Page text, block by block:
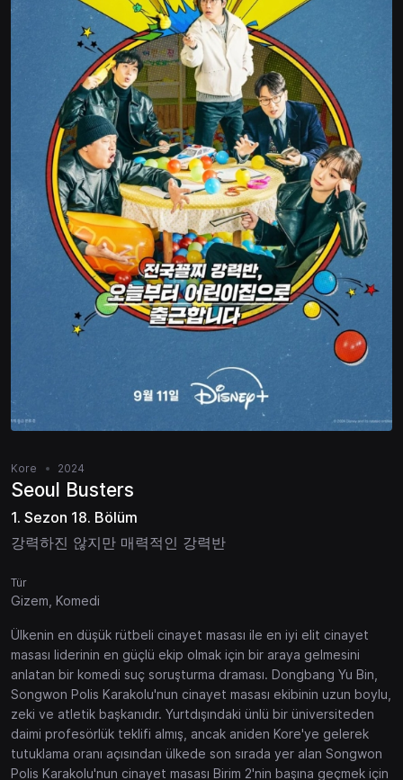
Kore 2024
Seoul Busters
1. Sezon 18. Bölüm
강력하진 않지만 매력적인 강력반
Tür
Gizem, Komedi
Ülkenin en düşük rütbeli cinayet masası ile en iyi elit cinayet
masası liderinin en güçlü ekip olmak için bir araya gelmesini
anlatan bir komedi suç soruşturma draması. Dongbang Yu Bin,
Songwon Polis Karakolu'nun cinayet masası ekibinin uzun boylu,
zeki ve atletik başkanıdır. Yurtdışındaki ünlü bir üniversiteden
daimi profesörlük teklifi almış, ancak aniden Kore'ye gelerek
tutuklama oranı açısından ülkede son sırada yer alan Songwon
Polis Karakolu'nun cinayet masası Birim 2'nin başına geçmek için